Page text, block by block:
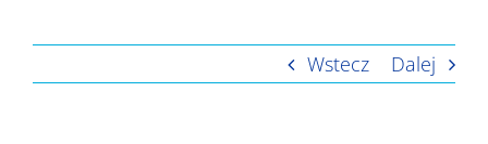
Wstecz Dalej